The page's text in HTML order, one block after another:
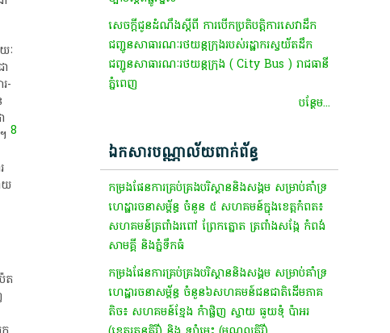
ៈ
​-​
8
យ​
ត​
សេចក្តីជូនដំណឹងស្តីពី ការបើកប្រតិបត្តិការសេវាដឹក
ជញ្ជូនសាធារណៈរថយន្តក្រុងរបស់រដ្ឋាករស្វយ័តដឹក
ជញ្ជូនសាធារណៈរថយន្តក្រុង ( City Bus ) រាជធានី
ភ្នំពេញ
បន្ថែម...
ឯកសារបណ្ណាល័យពាក់ព័ន្ធ
កម្រងផែនការគ្រប់គ្រងបរិស្ថាននិងសង្គម សម្រាប់គាំទ្រ
ហេដ្ឋារចនាសម្ព័ន្ធ ចំនួន ៥ សហគមន៍ក្នុងខេត្តកំពត៖
សហគមន៍ត្រពាំងរពៅ ព្រែកត្នោត ត្រពាំងសង្កែ កំពង់
សាមគ្គី និងភ្នំទឹកធំ
កម្រងផែនការគ្រប់គ្រងបរិស្ថាននិងសង្គម សម្រាប់គាំទ្រ
ហេដ្ឋារចនាសម្ព័ន្ធ ចំនួន៦សហគមន៍ជនជាតិដើមភាគ
តិច៖ សហគមន៍ខ្មែង កំាផ្លិញ ស្វាយ ធួយទុំ ប៉ាអរ